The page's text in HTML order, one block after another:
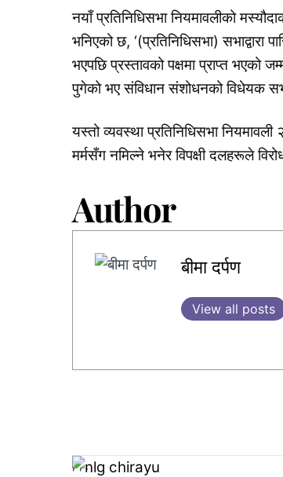
नयाँ प्रतिनिधिसभा नियमावलीको
भनिएको छ, ‘(प्रतिनिधिसभा) सभाद्वारा
भएपछि प्रस्तावको पक्षमा प्राप्त भएको
पुगेको भए संविधान संशोधनको विधेयक
यस्तो व्यवस्था प्रतिनिधिसभा
मर्मसँग नमिल्ने भनेर विपक्षी दलहरूले
Author
बीमा दर्पण
View all posts
,,,